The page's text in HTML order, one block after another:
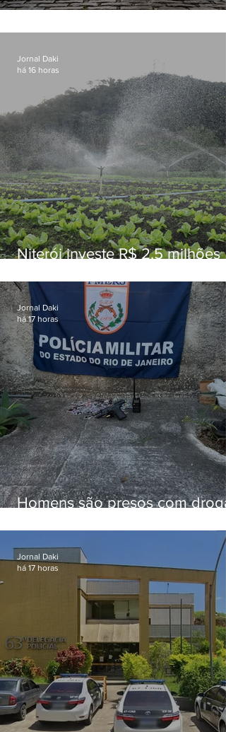
Niterói investe R$ 2,5 milhões
familiar para merenda escolar
Jornal Daki
há 16 horas
Homens são presos com
Jornal Daki
há 17 horas
Jornal Daki
há 17 horas